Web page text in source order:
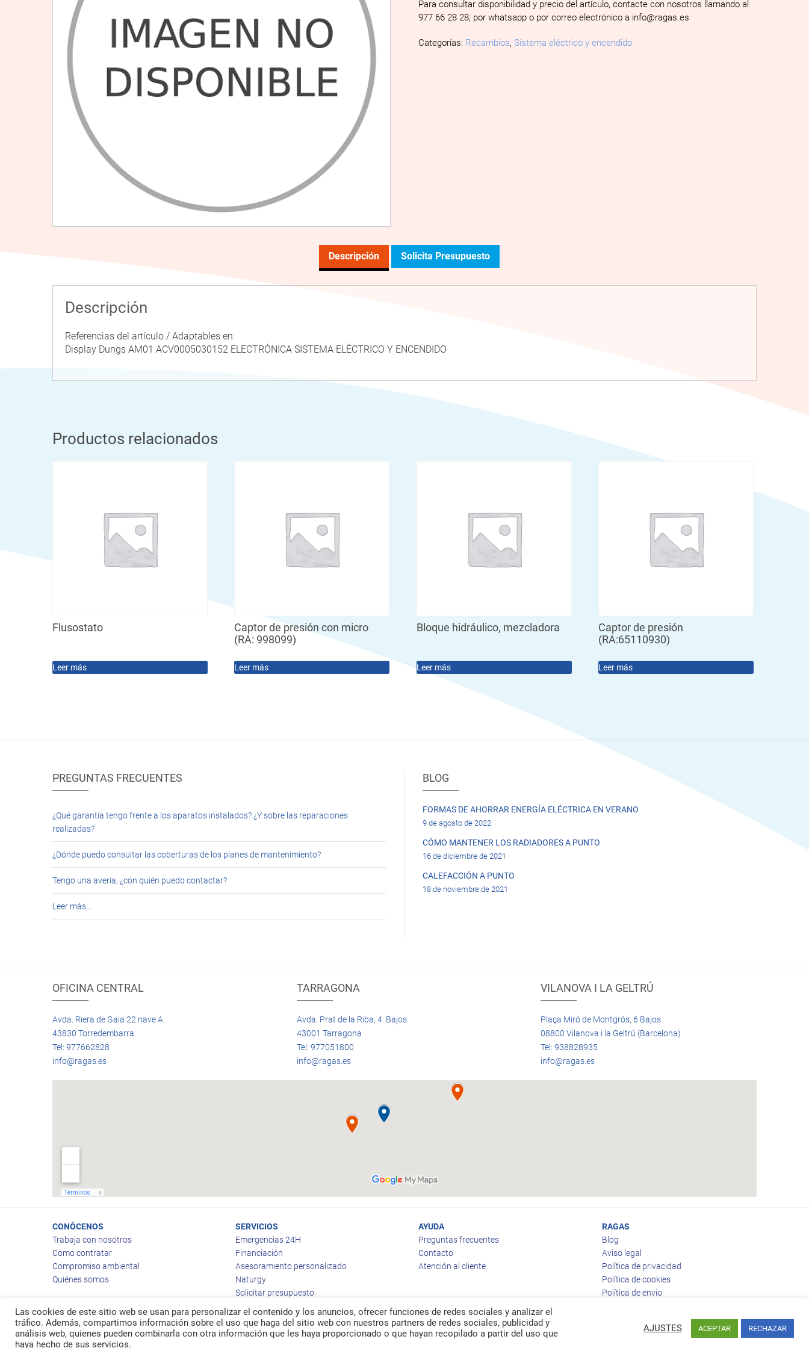
Para consultar disponibilidad y precio del artículo, contacte con nosotros llamando al
977 66 28 28, por whatsapp o por correo electrónico a info@ragas.es
Categorías: Recambios,Sistema eléctrico y encendido
Descripción Solicita Presupuesto
Descripción
Referencias del artículo / Adaptables en:
Display Dungs AM01 ACV0005030152 ELECTRÓNICA SISTEMA ELÉCTRICO Y ENCENDIDO
Productos relacionados
Flusostato
Leer más
Captor de presión con micro
(RA: 998099)
Leer más
Bloque hidráulico, mezcladora
Leer más
Captor de presión
(RA:65110930)
Leer más
PREGUNTAS FRECUENTES
¿Qué garantía tengo frente a los aparatos instalados? ¿Y sobre las reparaciones
realizadas?
¿Dónde puedo consultar las coberturas de los planes de mantenimiento?
Tengo una avería, ¿con quién puedo contactar?
Leer más…
BLOG
FORMAS DE AHORRAR ENERGÍA ELÉCTRICA EN VERANO
9 de agosto de 2022
CÓMO MANTENER LOS RADIADORES A PUNTO
16 de diciembre de 2021
CALEFACCIÓN A PUNTO
18 de noviembre de 2021
OFICINA CENTRAL
Avda. Riera de Gaia 22 nave A
43830 Torredembarra
Tel: 977662828
info@ragas.es
TARRAGONA
Avda. Prat de la Riba, 4 Bajos
43001 Tarragona
Tel: 977051800
info@ragas.es
VILANOVA I LA GELTRÚ
Plaça Miró de Montgrós, 6 Bajos
08800 Vilanova i la Geltrú (Barcelona)
Tel: 938828935
info@ragas.es
CONÓCENOS
Trabaja con nosotros
Como contratar
Compromiso ambiental
Quiénes somos
SERVICIOS
Emergencias 24H
Financiación
Asesoramiento personalizado
Naturgy
Solicitar presupuesto
AYUDA
Preguntas frecuentes
Contacto
Atención al cliente
RAGAS
Blog
Aviso legal
Política de privacidad
Política de cookies
Política de envío
© 2026Ragas
Las cookies de este sitio web se usan para personalizar el contenido y los anuncios, ofrecer funciones de redes sociales y analizar el
tráfico. Además, compartimos información sobre el uso que haga del sitio web con nuestros partners de redes sociales, publicidad y
análisis web, quienes pueden combinarla con otra información que les haya proporcionado o que hayan recopilado a partir del uso que
haya hecho de sus servicios.
AJUSTES ACEPTAR RECHAZAR